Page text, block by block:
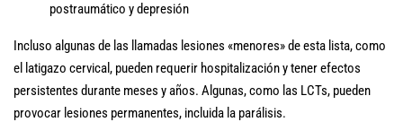
postraumático y depresión
Incluso algunas de las llamadas lesiones «menores» de esta lista, como
el latigazo cervical, pueden requerir hospitalización y tener efectos
persistentes durante meses y años. Algunas, como las LCTs, pueden
provocar lesiones permanentes, incluida la parálisis.